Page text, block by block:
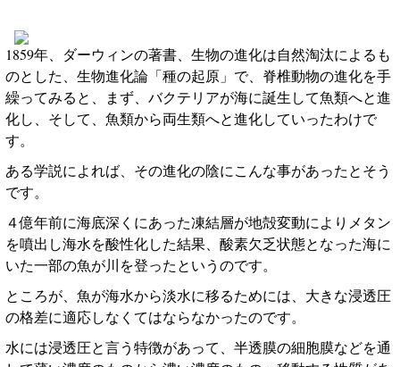
1859年、ダーウィンの著書、生物の進化は自然淘汰によるも
のとした、生物進化論「種の起原」で、脊椎動物の進化を手
繰ってみると、まず、バクテリアが海に誕生して魚類へと進
化し、そして、魚類から両生類へと進化していったわけで
す。
ある学説によれば、その進化の陰にこんな事があったとそう
です。
４億年前に海底深くにあった凍結層が地殻変動によりメタン
を噴出し海水を酸性化した結果、酸素欠乏状態となった海に
いた一部の魚が川を登ったというのです。
ところが、魚が海水から淡水に移るためには、大きな浸透圧
の格差に適応しなくてはならなかったのです。
水には浸透圧と言う特徴があって、半透膜の細胞膜などを通